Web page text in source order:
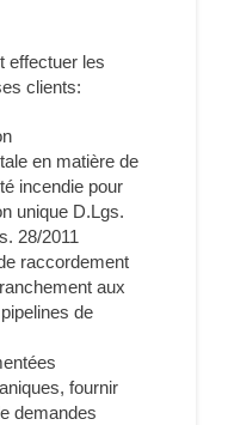
effectuer les
clients:
en matière de
incendie pour
unique D.Lgs.
28/2011
raccordement
aux
de
fournir
demandes